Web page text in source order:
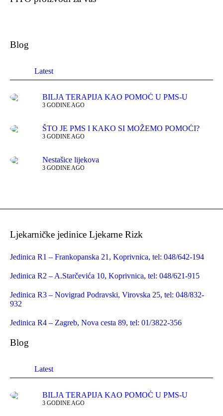
Blog
Latest
BILJA TERAPIJA KAO POMOĆ U PMS-U
3 GODINE AGO
ŠTO JE PMS I KAKO SI MOŽEMO POMOĆI?
3 GODINE AGO
Nestašice lijekova
3 GODINE AGO
Ljekarničke jedinice Ljekarne Rizk
Jedinica R1 – Frankopanska 21, Koprivnica, tel: 048/642-194
Jedinica R2 – A.Starčevića 10, Koprivnica, tel: 048/621-915
Jedinica R3 – Novigrad Podravski, Virovska 25, tel: 048/832-
932
Jedinica R4 – Zagreb, Nova cesta 89, tel: 01/3822-356
Blog
Latest
BILJA TERAPIJA KAO POMOĆ U PMS-U
3 GODINE AGO